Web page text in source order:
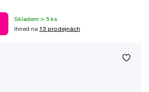
Skladem > 5 ks
Ihned na 13 prodejnách